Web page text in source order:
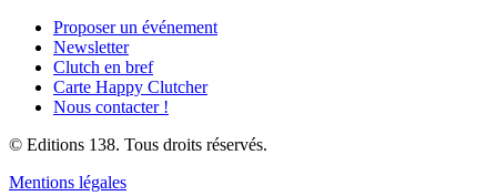
Proposer un événement
Newsletter
Clutch en bref
Carte Happy Clutcher
Nous contacter !
© Editions 138. Tous droits réservés.
Mentions légales